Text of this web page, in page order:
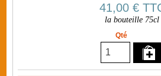
41,00 €
la bouteille 75cl
Qté